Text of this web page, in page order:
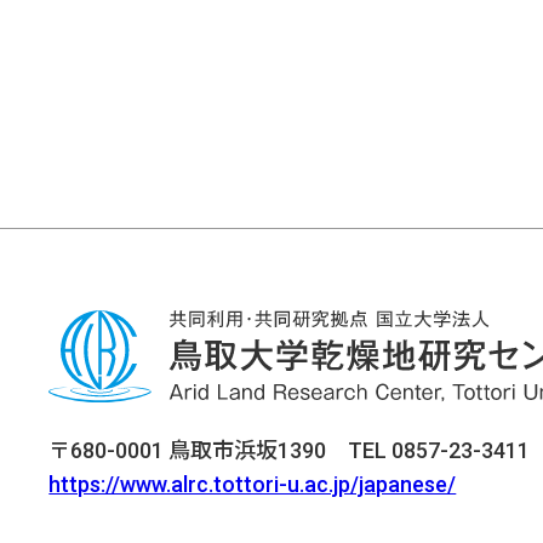
〒680-0001 鳥取市浜坂1390 TEL 0857-23-
https://www.alrc.tottori-u.ac.jp/japanese/